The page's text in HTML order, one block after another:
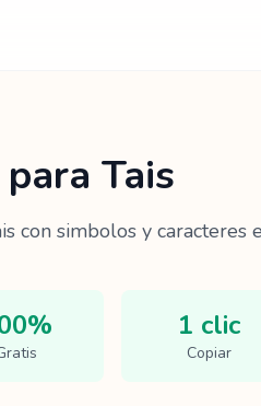
Tais
con simbolos y caracteres
1 clic
Copiar